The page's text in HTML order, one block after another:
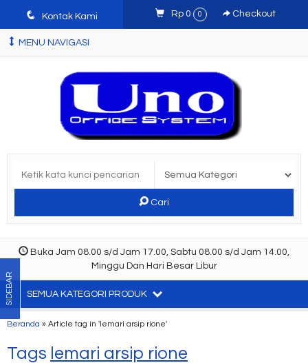
q Kontak Kami Rp 0 0 Checkout
MENU NAVIGASI
Cari
Buka Jam 08.00 s/d Jam 17.00, Sabtu 08.00 s/d Jam 14.00,
Minggu Dan Hari Besar Libur
SEMUA KATEGORI PRODUK
Beranda » Article tag in 'lemari arsip rione'
Tags lemari arsip rione
SIDEBAR